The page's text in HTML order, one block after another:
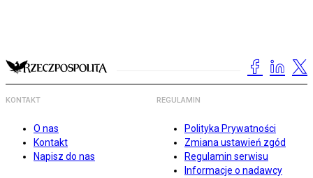
KONTAKT
O nas
Kontakt
Napisz do nas
REGULAMIN
Polityka Prywatności
Zmiana ustawień zgód
Regulamin serwisu
Informacje o nadawcy